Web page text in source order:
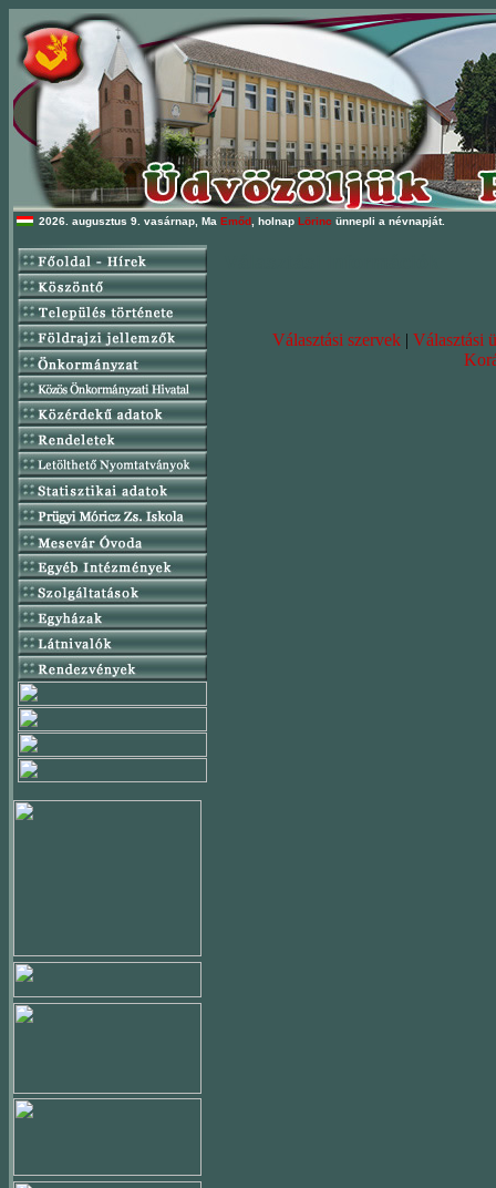
2026. augusztus 9. vasárnap, Ma Emőd , holnap Lörinc ünnepli a névnapját.
Választási szervek| Választási